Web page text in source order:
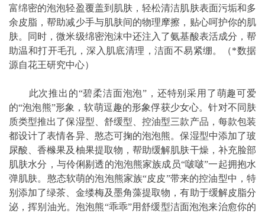
富绵密的泡泡轻盈覆盖到肌肤，轻松清洁肌肤表面污垢和多
余皮脂，帮助减少手与肌肤间的物理摩擦，贴心呵护你的肌
肤。同时，微米级绵密泡沫中还注入了氨基酸表活成分，帮
助温和打开毛孔，深入肌底清理，洁面不易紧绷。（*数据
源自花王研究中心）
此次推出的“碧柔洁面泡泡”，还特别采用了萌趣可爱
的“泡泡熊”形象，软萌逗趣的形象俘获少女心。针对不同肤
质类型推出了保湿型、舒缓型、控油型三款产品，每款包装
都设计了表情各异、憨态可掬的泡泡熊。保湿型中添加了玻
尿酸、香橼果及柚果提取物，帮助缓解肌肤干燥，补充脸部
肌肤水分，与伶俐剔透的泡泡熊家族成员“啵啵”一起拥抱水
弹肌肤。憨态软萌的泡泡熊家族“皮皮”带来的控油型中，特
别添加了绿茶、金缕梅及墨角藻提取物，有助于缓解皮脂分
泌，挥别油光。泡泡熊“乖乖”用舒缓型洁面泡泡来治愈你的